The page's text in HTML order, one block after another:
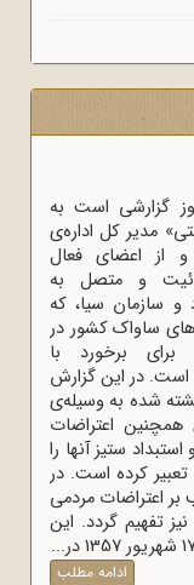
گزارشی است به
مدیر کل اداره‌ی
از اعضای فعال
و متصل به
و سازمان سیا، که
ساواک‌ کشور در
برای برخورد با
در این گزارش
شده به وسیله‌ی
همچنین اعتراضات
ستیز آنها را
کرده است. در
بر اعتراضات مردمی
تفهیم گردد. این
ادامه مطلب